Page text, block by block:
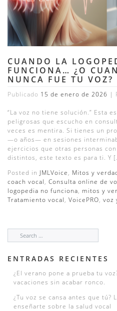
CUANDO LA
FUNCIONA… ¿O
NUNCA FUE TU VOZ?
Publicado 15 de enero de 2026 |
“La voz no tiene solución.” Esta
peligrosas que escucho en
veces es mentira. Si tienes un
—o años— en sesiones
ejercicios que otras personas
distintos, este texto es para ti. Y
Posted in JMLVoice, Mitos y
coach vocal, Consulta online de
logopedia no funciona, mitos y
Tratamiento vocal, VoicePRO, voz
ENTRADAS RECIENTES
¿El verano pone a prueba tu
vacaciones sin acabar ronco.
¿Tu voz se cansa antes que tú?
enseñarte sobre la salud vocal